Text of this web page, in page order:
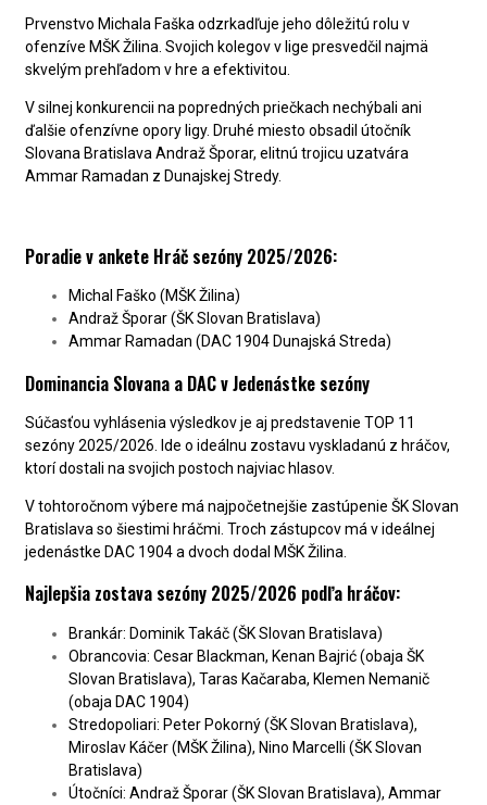
Prvenstvo Michala Faška odzrkadľuje jeho dôležitú rolu v
ofenzíve MŠK Žilina. Svojich kolegov v lige presvedčil najmä
skvelým prehľadom v hre a efektivitou.
V silnej konkurencii na popredných priečkach nechýbali ani
ďalšie ofenzívne opory ligy. Druhé miesto obsadil útočník
Slovana Bratislava Andraž Šporar, elitnú trojicu uzatvára
Ammar Ramadan z Dunajskej Stredy.
Poradie v ankete Hráč sezóny 2025/2026:
Michal Faško (MŠK Žilina)
Andraž Šporar (ŠK Slovan Bratislava)
Ammar Ramadan (DAC 1904 Dunajská Streda)
Dominancia Slovana a DAC v Jedenástke sezóny
Súčasťou vyhlásenia výsledkov je aj predstavenie TOP 11
sezóny 2025/2026. Ide o ideálnu zostavu vyskladanú z hráčov,
ktorí dostali na svojich postoch najviac hlasov.
V tohtoročnom výbere má najpočetnejšie zastúpenie ŠK Slovan
Bratislava so šiestimi hráčmi. Troch zástupcov má v ideálnej
jedenástke DAC 1904 a dvoch dodal MŠK Žilina.
Najlepšia zostava sezóny 2025/2026 podľa hráčov:
Brankár: Dominik Takáč (ŠK Slovan Bratislava)
Obrancovia: Cesar Blackman, Kenan Bajrić (obaja ŠK
Slovan Bratislava), Taras Kačaraba, Klemen Nemanič
(obaja DAC 1904)
Stredopoliari: Peter Pokorný (ŠK Slovan Bratislava),
Miroslav Káčer (MŠK Žilina), Nino Marcelli (ŠK Slovan
Bratislava)
Útočníci: Andraž Šporar (ŠK Slovan Bratislava), Ammar